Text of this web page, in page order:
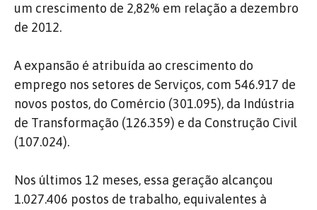
um crescimento de 2,82% em relação a dezembro
de 2012.
A expansão é atribuída ao crescimento do
emprego nos setores de Serviços, com 546.917 de
novos postos, do Comércio (301.095), da Indústria
de Transformação (126.359) e da Construção Civil
(107.024).
Nos últimos 12 meses, essa geração alcançou
1.027.406 postos de trabalho, equivalentes à